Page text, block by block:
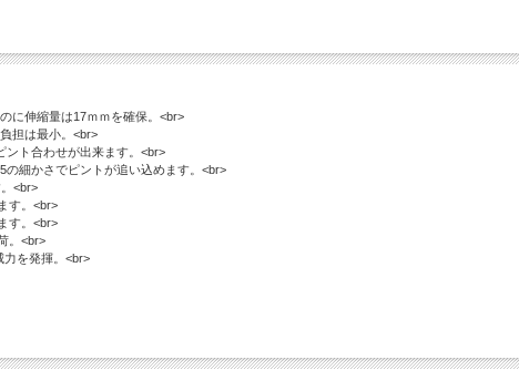
に伸縮量は17ｍｍを確保。<br>
担は最小。<br>
ント合わせが出来ます。<br>
の細かさでピントが追い込めます。<br>
<br>
す。<br>
す。<br>
。<br>
力を発揮。<br>